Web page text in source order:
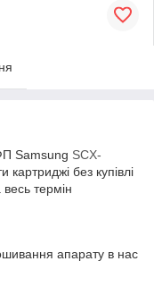
Samsung SCX-
картриджі без купівлі
термін
апарату в нас